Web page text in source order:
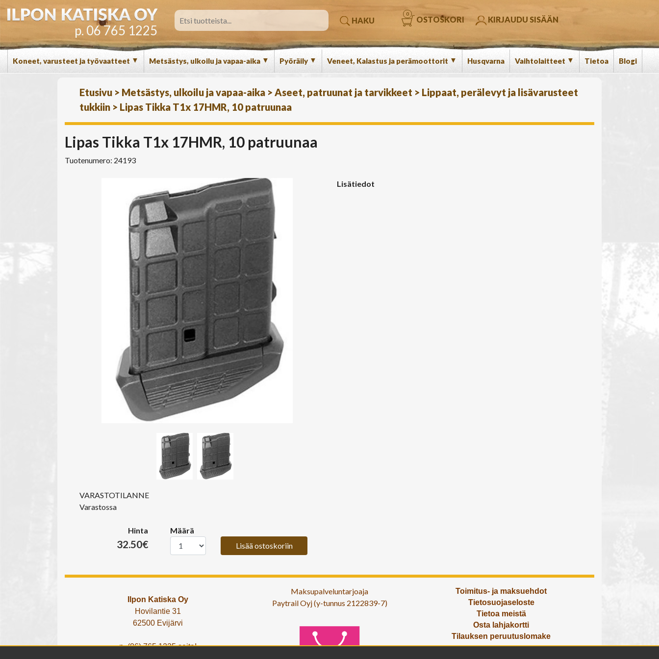
p. 06 765 1225
HAKU OSTOSKORI
0
KIRJAUDU SISÄÄN
Koneet, varusteet ja työvaatteet ▼ Metsästys, ulkoilu ja vapaa-aika ▼ Pyöräily ▼ Veneet, Kalastus ja perämoottorit ▼ Husqvarna Vaihtolaitteet ▼ Tietoa Blogi
Etusivu > Metsästys, ulkoilu ja vapaa-aika > Aseet, patruunat ja tarvikkeet > Lippaat, perälevyt ja lisävarusteet
tukkiin > Lipas Tikka T1x 17HMR, 10 patruunaa
Lipas Tikka T1x 17HMR, 10 patruunaa
Tuotenumero: 24193
VARASTOTILANNE
Varastossa
Hinta
32.50€
Määrä
Lisää ostoskoriin
Lisätiedot
Ilpon Katiska Oy
Hovilantie 31
62500 Evijärvi
p. (06) 765 1225 soita!
Maksupalveluntarjoaja
Paytrail Oyj (y-tunnus 2122839-7)
Toimitus- ja maksuehdot
Tietosuojaseloste
Tietoa meistä
Osta lahjakortti
Tilauksen peruutuslomake